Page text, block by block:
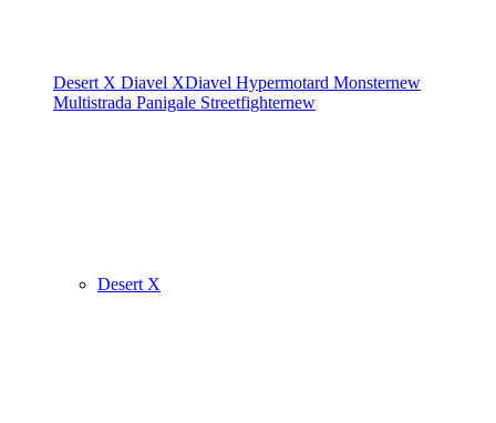
Desert X Diavel XDiavel Hypermotard Monsternew
Multistrada Panigale Streetfighternew
Desert X